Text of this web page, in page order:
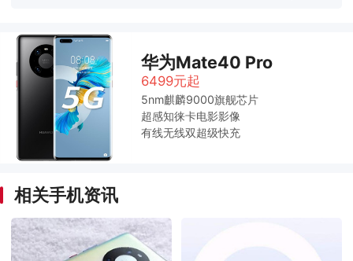
华为Mate40 Pro
6499元起
5nm麒麟9000旗舰芯片
超感知徕卡电影影像
有线无线双超级快充
相关手机资讯